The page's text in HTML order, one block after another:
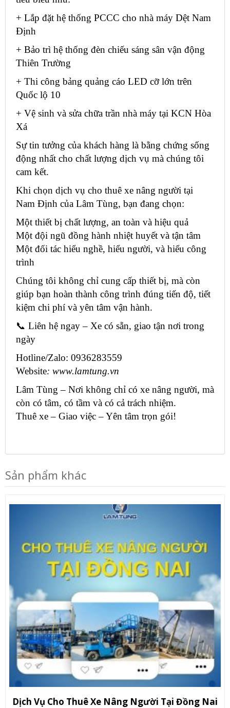
+ Lắp đặt hệ thống PCCC cho nhà máy Dệt Nam
Định
+ Bảo trì hệ thống đèn chiếu sáng sân vận động
Thiên Trường
+ Thi công bảng quảng cáo LED cỡ lớn trên
Quốc lộ 10
+ Vệ sinh và sửa chữa trần nhà máy tại KCN Hòa
Xá
Sự tin tưởng của khách hàng là bằng chứng sống
động nhất cho chất lượng dịch vụ mà chúng tôi
cam kết.
Khi chọn dịch vụ cho thuê xe nâng người tại
Nam Định của Lâm Tùng, bạn đang chọn:
Một thiết bị chất lượng, an toàn và hiệu quả
Một đội ngũ đồng hành nhiệt huyết và tận tâm
Một đối tác hiểu nghề, hiểu người, và hiểu công
trình
Chúng tôi không chỉ cung cấp thiết bị, mà còn
giúp bạn hoàn thành công trình đúng tiến độ, tiết
kiệm chi phí và yên tâm vận hành.
📞 Liên hệ ngay – Xe có sẵn, giao tận nơi trong
ngày
Hotline/Zalo: 0936283559
Website: www.lamtung.vn
Lâm Tùng – Nơi không chỉ có xe nâng người, mà
còn có tâm, có tầm và có cả trách nhiệm.
Thuê xe – Giao việc – Yên tâm trọn gói!
Sản phẩm khác
Dịch Vụ Cho Thuê Xe Nâng Người Tại Đồng Nai